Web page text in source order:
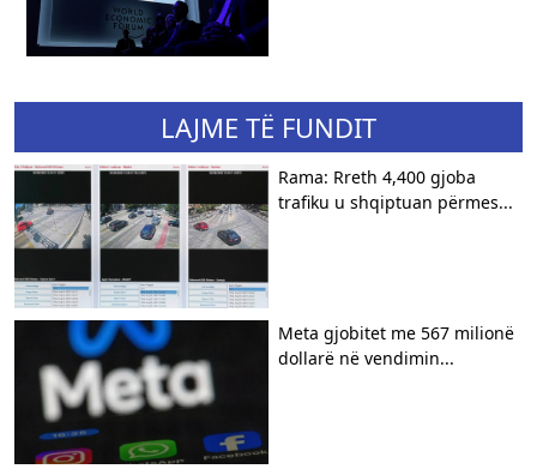
LAJME TË FUNDIT
Rama: Rreth 4,400 gjoba
trafiku u shqiptuan përmes...
​Meta gjobitet me 567 milionë
dollarë në vendimin...